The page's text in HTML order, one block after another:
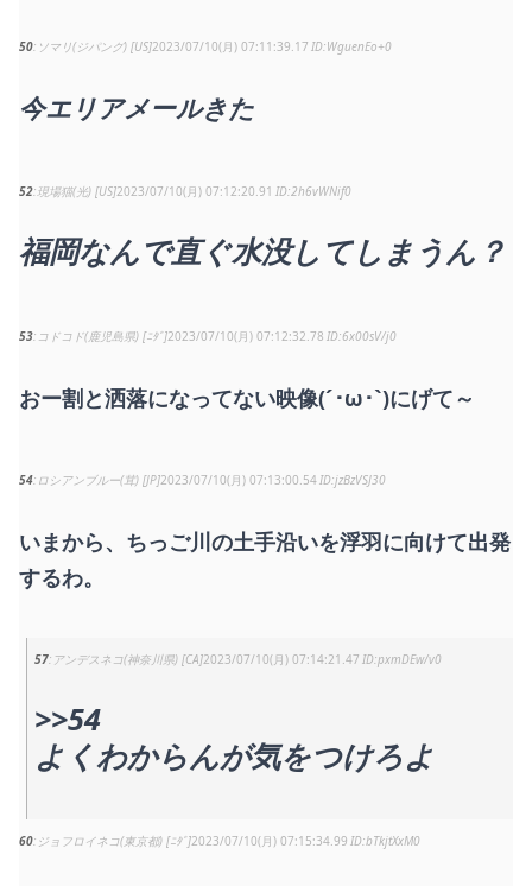
50 ソマリ(ジパング) [US]2023/07/10(月) 07:11:39.17 WguenEo+0
今エリアメールきた
52 現場猫(光) [US]2023/07/10(月) 07:12:20.91 2h6vWNif0
福岡なんで直ぐ水没してしまうん？
53 コドコド(鹿児島県) [ﾆﾀﾞ]2023/07/10(月) 07:12:32.78 6x00sV/j0
おー割と洒落になってない映像(´･ω･`)にげて～
54 ロシアンブルー(茸) [JP]2023/07/10(月) 07:13:00.54 jzBzVSJ30
いまから、ちっご川の土手沿いを浮羽に向けて出発
するわ。
57 アンデスネコ(神奈川県) [CA]2023/07/10(月) 07:14:21.47 pxmDEw/v0
>>54
よくわからんが気をつけろよ
60 ジョフロイネコ(東京都) [ﾆﾀﾞ]2023/07/10(月) 07:15:34.99 bTkjtXxM0